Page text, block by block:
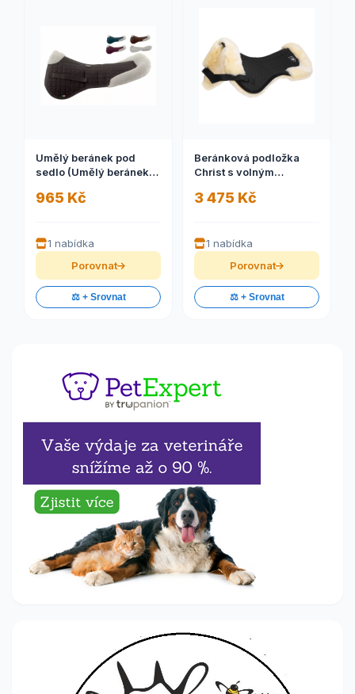
Umělý beránek pod
sedlo (Umělý beránek
965 Kč
1 nabídka
Porovnat
⚖️ + Srovnat
Beránková podložka
Christ s volným
3 475 Kč
1 nabídka
Porovnat
⚖️ + Srovnat